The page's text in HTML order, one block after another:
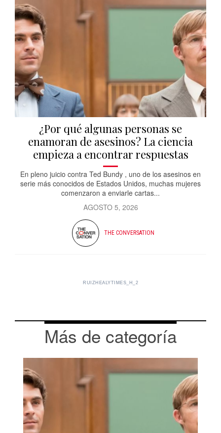
¿Por qué algunas personas se
enamoran de asesinos? La ciencia
empieza a encontrar respuestas
En pleno juicio contra Ted Bundy , uno de los asesinos en
serie más conocidos de Estados Unidos, muchas mujeres
comenzaron a enviarle cartas...
AGOSTO 5, 2026
THE CONVERSATION
RUIZHEALYTIMES_H_2
Más de categoría